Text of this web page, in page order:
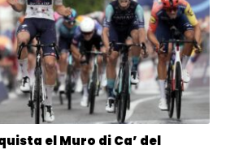
el Muro di Ca’ del